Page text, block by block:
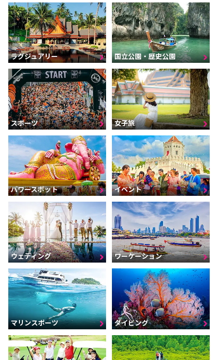
ラグジュアリー 国立公園・歴史公園
スポーツ 女子旅
パワースポット イベント
ウェディング ワーケーション
マリンスポーツ ダイビング